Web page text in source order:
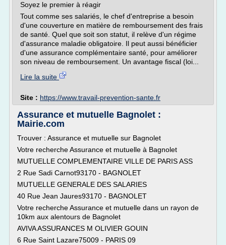
Soyez le premier à réagir
Tout comme ses salariés, le chef d'entreprise a besoin
d'une couverture en matière de remboursement des frais
de santé. Quel que soit son statut, il relève d'un régime
d'assurance maladie obligatoire. Il peut aussi bénéficier
d'une assurance complémentaire santé, pour améliorer
son niveau de remboursement. Un avantage fiscal (loi...
Lire la suite
Site : https://www.travail-prevention-sante.fr
Assurance et mutuelle Bagnolet :
Mairie.com
Trouver : Assurance et mutuelle sur Bagnolet
Votre recherche Assurance et mutuelle à Bagnolet
MUTUELLE COMPLEMENTAIRE VILLE DE PARIS ASS
2 Rue Sadi Carnot93170 - BAGNOLET
MUTUELLE GENERALE DES SALARIES
40 Rue Jean Jaures93170 - BAGNOLET
Votre recherche Assurance et mutuelle dans un rayon de
10km aux alentours de Bagnolet
AVIVA ASSURANCES M OLIVIER GOUIN
6 Rue Saint Lazare75009 - PARIS 09